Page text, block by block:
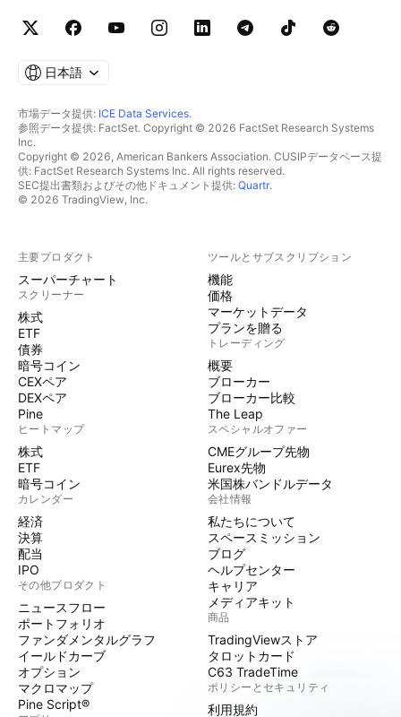
日本語
市場データ提供: ICE Data Services.
参照データ提供: FactSet. Copyright © 2026 FactSet Research Systems
Inc.
Copyright © 2026, American Bankers Association. CUSIPデータベース提
供: FactSet Research Systems Inc. All rights reserved.
SEC提出書類およびその他ドキュメント提供: Quartr.
© 2026 TradingView, Inc.
主要プロダクト
スーパーチャート
スクリーナー
株式
ETF
債券
暗号コイン
CEXペア
DEXペア
Pine
ヒートマップ
株式
ETF
暗号コイン
カレンダー
経済
決算
配当
IPO
その他プロダクト
ニュースフロー
ポートフォリオ
ファンダメンタルグラフ
イールドカーブ
オプション
マクロマップ
Pine Script®
ツールとサブスクリプション
機能
価格
マーケットデータ
プランを贈る
トレーディング
概要
ブローカー
ブローカー比較
The Leap
スペシャルオファー
CMEグループ先物
Eurex先物
米国株バンドルデータ
会社情報
私たちについて
スペースミッション
ブログ
ヘルプセンター
キャリア
メディアキット
商品
TradingViewストア
タロットカード
C63 TradeTime
ポリシーとセキュリティ
利用規約